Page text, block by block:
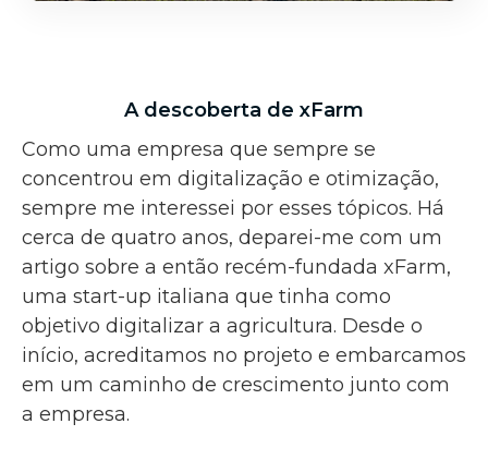
A descoberta de xFarm
Como uma empresa que sempre se
concentrou em digitalização e otimização,
sempre me interessei por esses tópicos. Há
cerca de quatro anos, deparei-me com um
artigo sobre a então recém-fundada xFarm,
uma start-up italiana que tinha como
objetivo digitalizar a agricultura. Desde o
início, acreditamos no projeto e embarcamos
em um caminho de crescimento junto com
a empresa.